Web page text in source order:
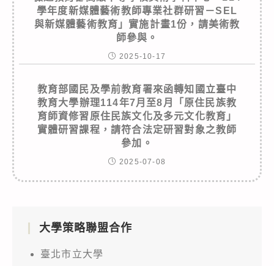
學年度新媒體藝術教師專業社群研習－SEL
與新媒體藝術教育」實施計畫1份，請美術教
師參與。
2025-10-17
教育部國民及學前教育署來函轉知國立臺中
教育大學辦理114年7月至8月「原住民族教
育師資修習原住民族文化及多元文化教育」
實體研習課程，請符合法定研習對象之教師
參加。
2025-07-08
大學策略聯盟合作
臺北市立大學